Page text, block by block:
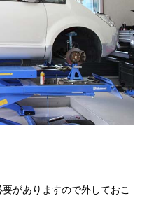
がありますので外しておこ